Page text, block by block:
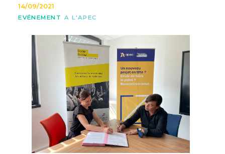
14/09/2021
EVÉNEMENT A L'APEC